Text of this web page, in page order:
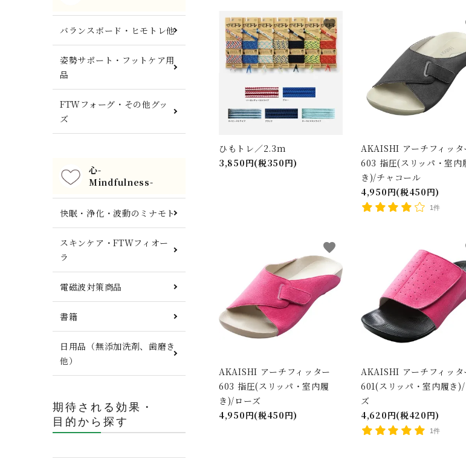
ひもトレ／2.3m
3,850円(税350円)
favorite
AKAISHI アーチフィッタ
603 指圧(スリッパ・室内
き)/チャコール
4,950円(税450円)
1件
AKAISHI アーチフィッター
603 指圧(スリッパ・室内履
き)/ローズ
4,950円(税450円)
favorite
AKAISHI アーチフィッタ
601(スリッパ・室内履き
ズ
4,620円(税420円)
1件
バランスボード・ヒモトレ他
姿勢サポート・フットケア用
品
FTWフォーグ・その他グッ
ズ
心-
Mindfulness-
快眠・浄化・波動のミナモト
スキンケア・FTWフィオー
ラ
電磁波対策商品
書籍
日用品（無添加洗剤、歯磨き
他）
期待される効果・
目的から探す